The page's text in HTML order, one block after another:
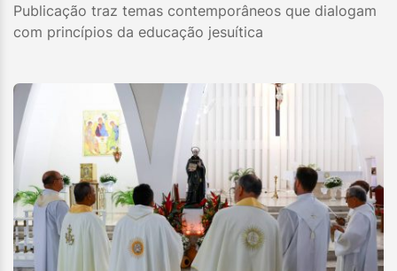
Publicação traz temas contemporâneos que dialogam
com princípios da educação jesuítica